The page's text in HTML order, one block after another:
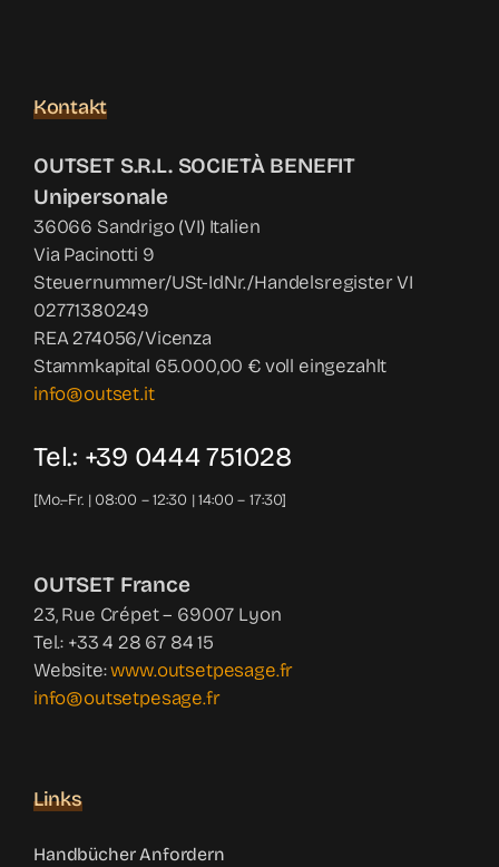
Kontakt
OUTSET S.R.L. SOCIETÀ BENEFIT
Unipersonale
36066 Sandrigo (VI) Italien
Via Pacinotti 9
Steuernummer/USt-IdNr./Handelsregister VI
02771380249
REA 274056/Vicenza
Stammkapital 65.000,00 € voll eingezahlt
info@outset.it
Tel.: +39 0444 751028
[Mo.–Fr. | 08:00 – 12:30 | 14:00 – 17:30]
OUTSET France
23, Rue Crépet – 69007 Lyon
Tel.: +33 4 28 67 84 15
Website:www.outsetpesage.fr
info@outsetpesage.fr
Links
Handbücher Anfordern